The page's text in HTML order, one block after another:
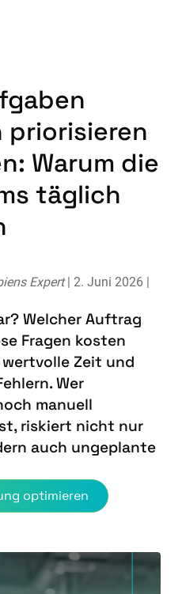
Warum die
täglich
Expert| 2. Juni 2026 |
Welcher Auftrag
Fragen kosten
Zeit und
Wer
manuell
riskiert nicht nur
auch ungeplante
optimieren